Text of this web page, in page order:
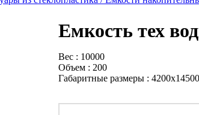
Емкость тех
Вес : 10000
Объем : 200
Габаритные размеры : 4200x14500